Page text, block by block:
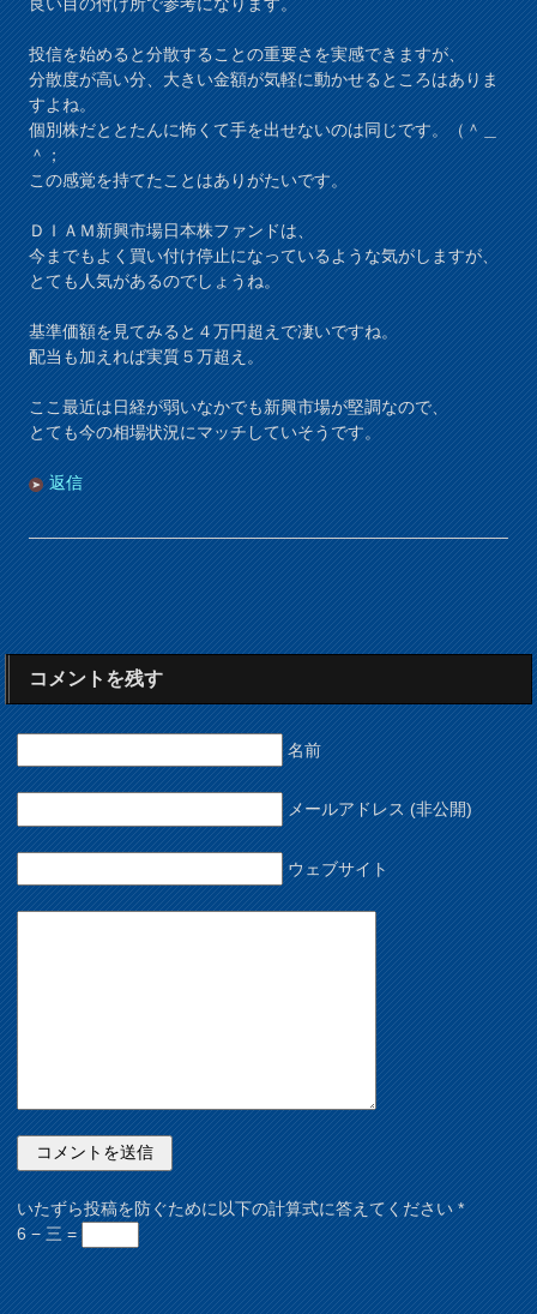
投信を始めると分散することの重要さを実感できますが、
分散度が高い分、大きい金額が気軽に動かせるところはありま
すよね。
個別株だととたんに怖くて手を出せないのは同じです。（＾＿
＾；
この感覚を持てたことはありがたいです。
ＤＩＡＭ新興市場日本株ファンドは、
今までもよく買い付け停止になっているような気がしますが、
とても人気があるのでしょうね。
基準価額を見てみると４万円超えで凄いですね。
配当も加えれば実質５万超え。
ここ最近は日経が弱いなかでも新興市場が堅調なので、
とても今の相場状況にマッチしていそうです。
返信
コメントを残す
名前
メールアドレス (非公開)
ウェブサイト
いたずら投稿を防ぐために以下の計算式に答えてください*
6 − 三 =